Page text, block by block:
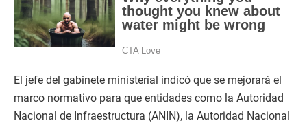
El jefe del gabinete ministerial indicó que se mejorará el
marco normativo para que entidades como la Autoridad
Nacional de Infraestructura (ANIN), la Autoridad Nacional